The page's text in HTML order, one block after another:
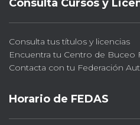
Consulta Cursos y
Consulta tus títulos y licencias
Encuentra tu Centro de Buceo
Contacta con tu Federación
Horario de FEDAS